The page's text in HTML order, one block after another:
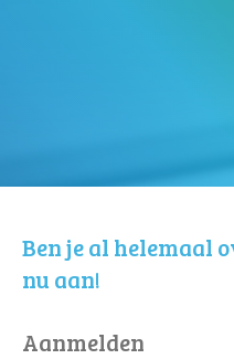
Ben je al helemaal
nu aan!
Aanmelden